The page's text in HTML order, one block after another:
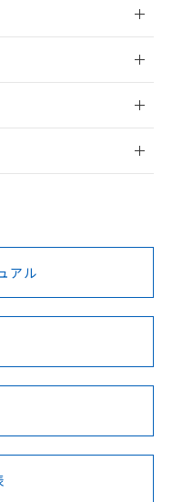
録
前に、以下を必ずお読
Cd Cr(VI)
アル
、
の「1.共同利
含有証明書
エステル類４
での期間は出
とから備考
た。